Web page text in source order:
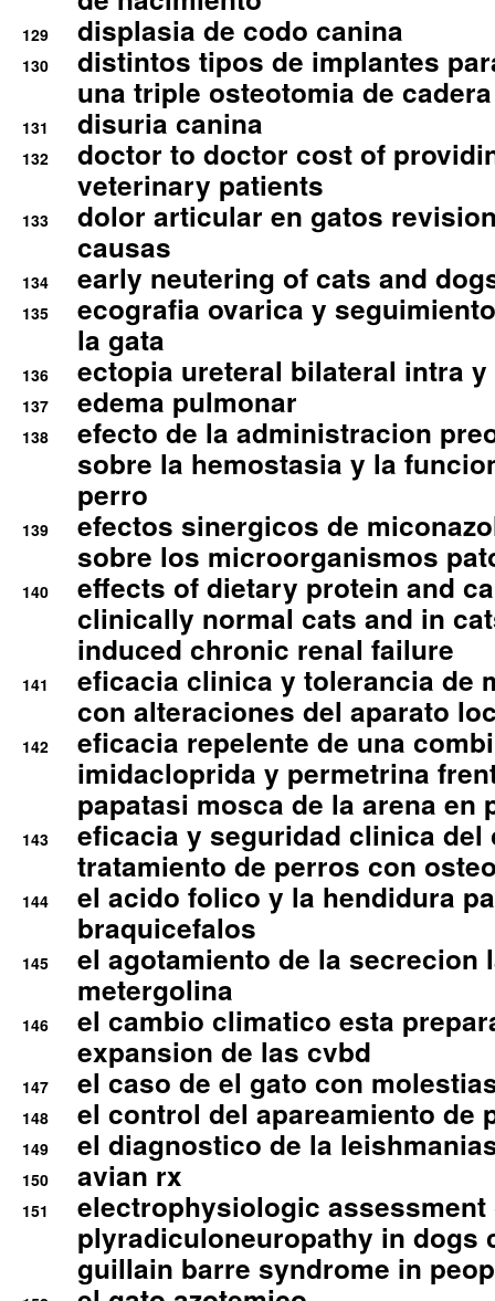
129 displasia de codo canina
130
distintos tipos de implantes
una triple osteotomia de cadera
131 disuria canina
132
doctor to doctor cost of
veterinary patients
133
dolor articular en gatos
causas
134 early neutering of cats and
135
ecografia ovarica y
la gata
136 ectopia ureteral bilateral intra
137 edema pulmonar
138
efecto de la administracion
sobre la hemostasia y la
perro
139
efectos sinergicos de
sobre los microorganismos
140
effects of dietary protein and
clinically normal cats and in
induced chronic renal failure
141
eficacia clinica y tolerancia de
con alteraciones del aparato
142
eficacia repelente de una
imidacloprida y permetrina
papatasi mosca de la arena en
143
eficacia y seguridad clinica del
tratamiento de perros con
144
el acido folico y la hendidura
braquicefalos
145
el agotamiento de la secrecion
metergolina
146
el cambio climatico esta
expansion de las cvbd
147 el caso de el gato con
148 el control del apareamiento de
149 el diagnostico de la
150 avian rx
151
electrophysiologic assessment
plyradiculoneuropathy in dogs
guillain barre syndrome in